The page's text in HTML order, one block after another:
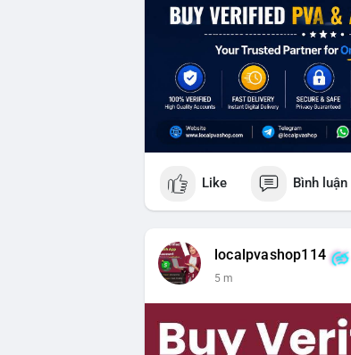
Like Bình luận
localpvashop114
5 m